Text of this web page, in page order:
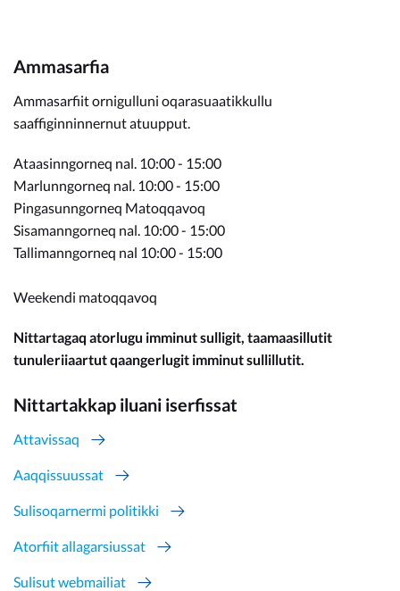
Ammasarfia
Ammasarfiit ornigulluni oqarasuaatikkullu
saaffiginninnernut atuupput.
Ataasinngorneq nal. 10:00 - 15:00
Marlunngorneq nal. 10:00 - 15:00
Pingasunngorneq Matoqqavoq
Sisamanngorneq nal. 10:00 - 15:00
Tallimanngorneq nal 10:00 - 15:00
Weekendi matoqqavoq
Nittartagaq atorlugu imminut sulligit, taamaasillutit
tunuleriiaartut qaangerlugit imminut sullillutit.
Nittartakkap iluani iserfissat
Attavissaq
Aaqqissuussat
Sulisoqarnermi politikki
Atorfiit allagarsiussat
Sulisut webmailiat